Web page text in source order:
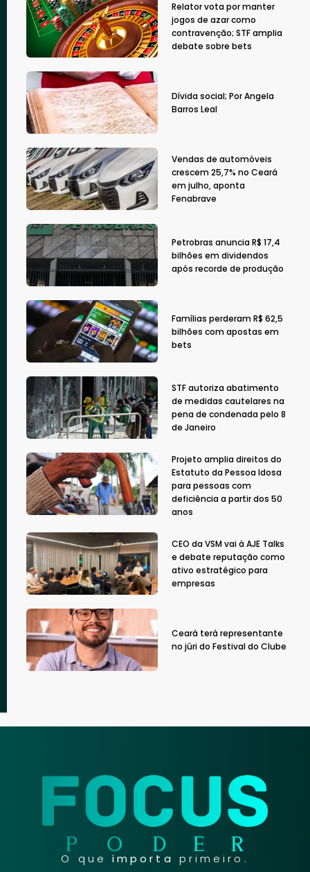
Relator vota por manter
jogos de azar como
contravenção; STF amplia
debate sobre bets
Dívida social; Por Angela
Barros Leal
Vendas de automóveis
crescem 25,7% no Ceará
em julho, aponta
Fenabrave
Petrobras anuncia R$ 17,4
bilhões em dividendos
após recorde de produção
Famílias perderam R$ 62,5
bilhões com apostas em
bets
STF autoriza abatimento
de medidas cautelares na
pena de condenada pelo 8
de Janeiro
Projeto amplia direitos do
Estatuto da Pessoa Idosa
para pessoas com
deficiência a partir dos 50
anos
CEO da VSM vai à AJE Talks
e debate reputação como
ativo estratégico para
empresas
Ceará terá representante
no júri do Festival do Clube
O que importa primeiro.